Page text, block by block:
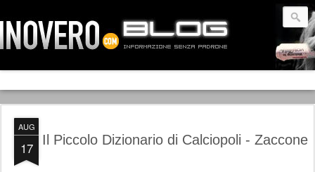
AUG
17 Il Piccolo Dizionario di Calciopoli - Zaccone